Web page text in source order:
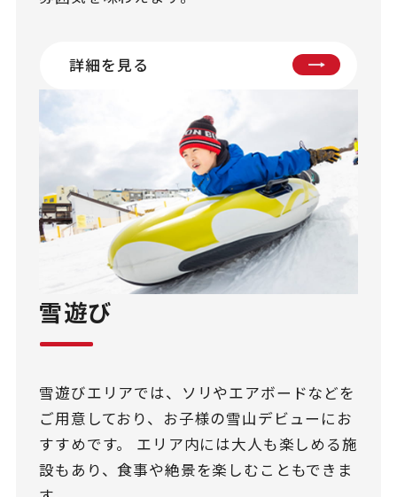
詳細を見る
雪遊び
雪遊びエリアでは、ソリやエアボードなどを
ご用意しており、お子様の雪山デビューにお
すすめです。 エリア内には大人も楽しめる施
設もあり、食事や絶景を楽しむこともできま